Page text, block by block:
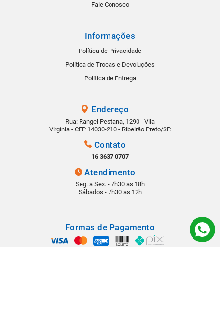
Fale Conosco
Informações
Política de Privacidade
Política de Trocas e Devoluções
Política de Entrega
Endereço
Rua: Rangel Pestana, 1290 - Vila
Virgínia - CEP 14030-210 - Ribeirão Preto/SP.
Contato
16 3637 0707
Atendimento
Seg. a Sex. - 7h30 as 18h
Sábados - 7h30 as 12h
Formas de Pagamento